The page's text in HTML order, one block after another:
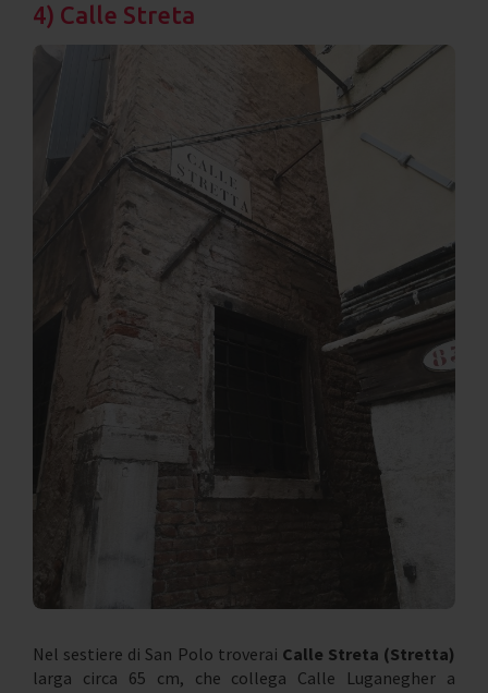
4) Calle Streta
Nel sestiere di San Polo troverai Calle Streta (Stretta)
larga circa 65 cm, che collega Calle Luganegher a